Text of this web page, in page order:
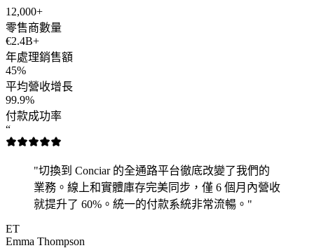
12,000+
零售商數量
€2.4B+
年處理銷售額
45%
平均營收增長
99.9%
付款成功率
“
"切換到 Conciar 的全通路平台徹底改變了我們的
業務。線上和實體庫存完美同步，僅 6 個月內營收
就提升了 60%。統一的付款系統非常流暢。"
ET
Emma Thompson